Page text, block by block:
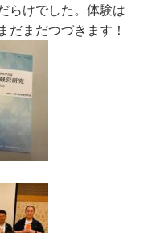
らけでした。体験は
だまだつづきます！